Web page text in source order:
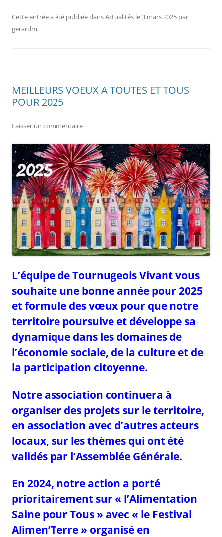
Cette entrée a été publiée dansActualités le3 mars 2025 par
gerardm.
MEILLEURS VOEUX A TOUTES ET TOUS
POUR 2025
Laisser un commentaire
L’équipe de Tournugeois Vivant vous
souhaite une bonne année pour 2025
et formule des vœux pour que notre
territoire poursuive et développe sa
dynamique dans les domaines de
l’économie sociale, de la culture et de
la participation citoyenne.
Notre association continuera à
organiser des projets sur le territoire,
en association avec d’autres acteurs
locaux, sur les thèmes qui ont été
validés par l’Assemblée Générale.
En 2024, notre action a porté
prioritairement sur « l’Alimentation
Saine pour Tous » avec « le Festival
Alimen’Terre » organisé en